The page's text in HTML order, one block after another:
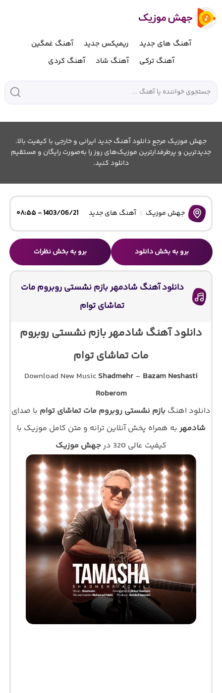
آهنگ های جدید ریمیکس جدید
آهنگ غمگین
آهنگ ترکی
آهنگ شاد آهنگ کردی
جهش موزیک مرجع دانلود آهنگ جدید ایرانی و خارجی با کیفیت بالا.
جدیدترین و پرطرفدارترین موزیک‌های روز را به‌صورت رایگان و مستقیم
دانلود کنید.
جهش موزیک آهنگ های جدید 1403/06/21 - ۰۸:۵۵
برو به بخش دانلود برو به بخش نظرات
دانلود آهنگ شادمهر بازم نشستی روبروم مات
تماشای توام
دانلود آهنگ شادمهر بازم نشستی روبروم
مات تماشای توام
Download New Music Shadmehr – Bazam Neshasti
Roberom
دانلود اهنگ بازم نشستی روبروم مات تماشای توام با صدای
شادمهر به همراه پخش آنلاین ترانه و متن کامل موزیک با
کیفیت عالی 320 در
جهش موزیک